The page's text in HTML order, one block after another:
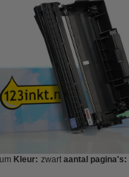
Kleur: zwart aantal pagina's: